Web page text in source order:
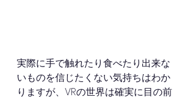
実際に手で触れたり食べたり出来な
いものを信じたくない気持ちはわか
りますが、VRの世界は確実に目の前